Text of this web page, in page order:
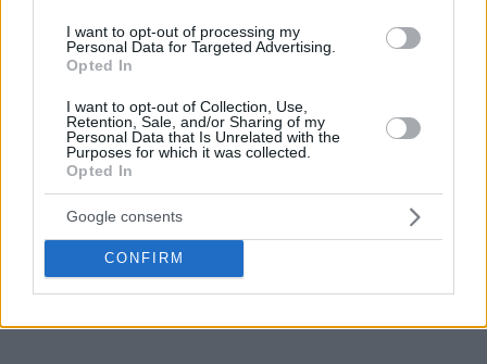
I want to opt-out of processing my
Personal Data for Targeted Advertising.
Opted In
I want to opt-out of Collection, Use,
Retention, Sale, and/or Sharing of my
Personal Data that Is Unrelated with the
Purposes for which it was collected.
Opted In
Google consents
CONFIRM